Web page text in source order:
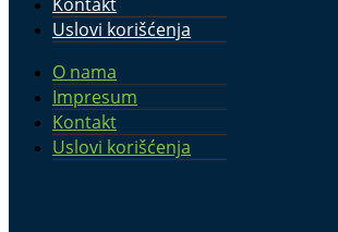
Uslovi korišćenja
O nama
Impresum
Kontakt
Uslovi korišćenja